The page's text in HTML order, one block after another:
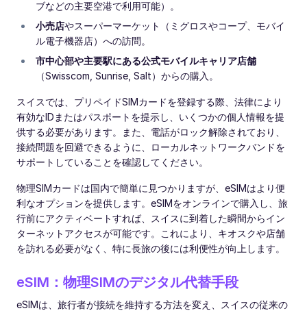
ブなどの主要空港で利用可能）。
小売店やスーパーマーケット（ミグロスやコープ、モバイ
ル電子機器店）への訪問。
市中心部や主要駅にある公式モバイルキャリア店舗
（Swisscom, Sunrise, Salt）からの購入。
スイスでは、プリペイドSIMカードを登録する際、法律により
有効なIDまたはパスポートを提示し、いくつかの個人情報を提
供する必要があります。また、電話がロック解除されており、
接続問題を回避できるように、ローカルネットワークバンドを
サポートしていることを確認してください。
物理SIMカードは国内で簡単に見つかりますが、eSIMはより便
利なオプションを提供します。eSIMをオンラインで購入し、旅
行前にアクティベートすれば、スイスに到着した瞬間からイン
ターネットアクセスが可能です。これにより、キオスクや店舗
を訪れる必要がなく、特に長旅の後には利便性が向上します。
eSIM：物理SIMのデジタル代替手段
eSIMは、旅行者が接続を維持する方法を変え、スイスの従来の